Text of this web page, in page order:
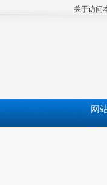
关于访问
网